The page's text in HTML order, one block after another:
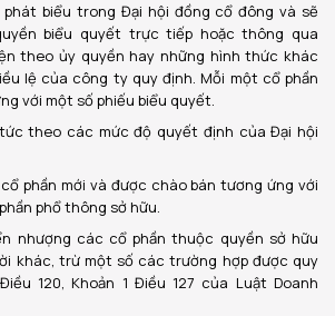
phát biểu trong Đại hội đồng cổ đông và sẽ
biểu quyết trực tiếp hoặc thông qua
theo ủy quyền hay những hình thức khác
lệ của công ty quy định. Mỗi một cổ phần
với một số phiếu biểu quyết.
theo các mức độ quyết định của Đại hội
phần mới và được chào bán tương ứng với
phổ thông sở hữu.
nhượng các cổ phần thuộc quyền sở hữu
khác, trừ một số các trường hợp được quy
120, Khoản 1 Điều 127 của Luật Doanh